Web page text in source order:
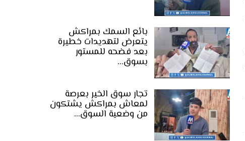
بائع السمك بمراكش
يتعرض لتهديدات خطيرة
بعد فضحه للمستور
بسوق…
تجار سوق الخير بعرصة
لمعاش بمراكش يشتكون
من وضعية السوق…